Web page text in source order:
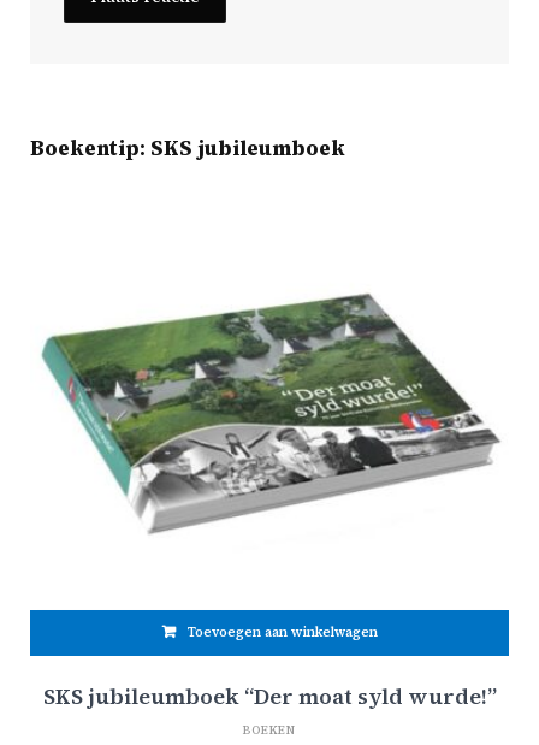
Boekentip: SKS jubileumboek
Toevoegen aan winkelwagen
SKS jubileumboek “Der moat syld wurde!”
BOEKEN